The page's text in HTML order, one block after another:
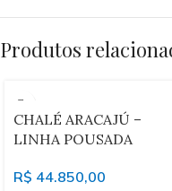
Produtos
CHALÉ ARACAJÚ –
LINHA POUSADA
R$ 44.850,00